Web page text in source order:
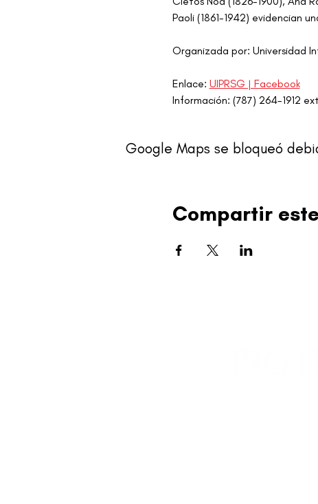
Paoli (1861-1942) evidencian
Organizada por: Universidad
Enlace: UIPRSG | Facebook
Información: (787) 264-1912
Google Maps se bloqueó
Compartir